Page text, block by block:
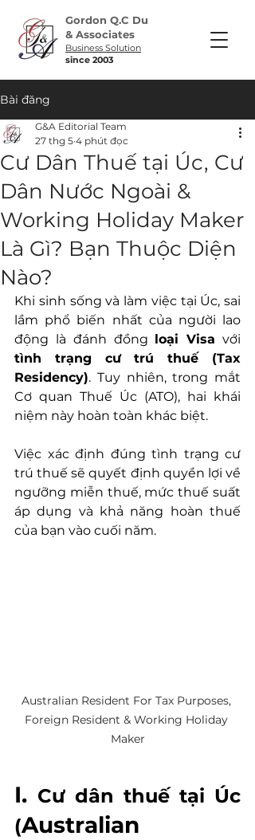
Gordon Q.C Du
& Associates
Business Solution
​since 2003
Bài đăng
Cư Dân Thuế tại Úc, Cư
Dân Nước Ngoài &
Working Holiday Maker
Là Gì? Bạn Thuộc Diện
Nào?
G&A Editorial Team
27 thg 5 4 phút đọc
Khi sinh sống và làm việc tại Úc, sai
lầm phổ biến nhất của người lao
động là đánh đồng loại Visa
tình trạng cư trú thuế (Tax
Residency). Tuy nhiên, trong mắt
Cơ quan Thuế Úc (ATO), hai khái
niệm này hoàn toàn khác biệt.
Việc xác định đúng tình trạng cư
trú thuế sẽ quyết định quyền lợi về
ngưỡng miễn thuế, mức thuế suất
áp dụng và khả năng hoàn thuế
của bạn vào cuối năm.
Australian Resident For Tax Purposes,
Foreign Resident & Working Holiday
Maker
I. Cư dân thuế tại Úc
(Australian